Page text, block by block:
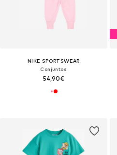
NIKE SPORTSWEAR
Conjuntos
54,90€